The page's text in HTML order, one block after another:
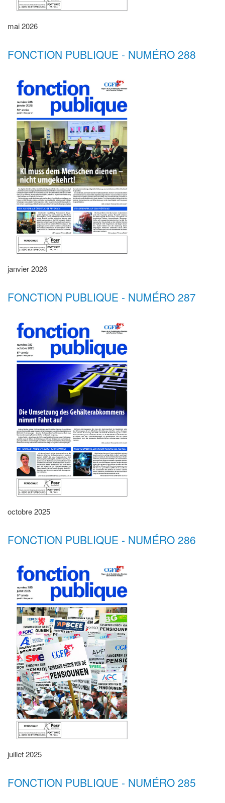
mai 2026
FONCTION PUBLIQUE - NUMÉRO 288
janvier 2026
FONCTION PUBLIQUE - NUMÉRO 287
octobre 2025
FONCTION PUBLIQUE - NUMÉRO 286
juillet 2025
FONCTION PUBLIQUE - NUMÉRO 285